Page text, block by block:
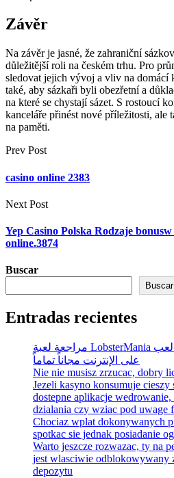
Závěr
Na závěr je jasné, že zahraniční
důležitější roli na českém trhu. Pro
sledovat jejich vývoj a vliv na domácí
také, aby sázkaři byli obezřetní a
na které se chystají sázet. S rostoucí
kanceláře přinést nové příležitosti, ale
na paměti.
Prev Post
casino online 2383
Next Post
Yep Casino Polska Rodzaje
online.3874
Buscar
Buscar
Entradas recientes
مراجعة لعبة LobsterMania لعام 2026، العب LobsterMania
على الإنترنت مجاناً تماماً
Nie nie musisz zrzucac, dobry
Jezeli kasyno konsumuje
dostepne aplikacje
dzialania czy wziac pod uwage
Chociaz wplat dokonywanych
spotkac sie jednak posiadanie
Warto jeszcze rozwazac, ty na
jest wlasciwie odblokowywany
depozytu